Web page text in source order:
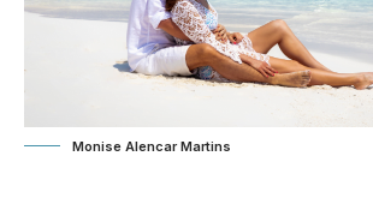
Monise Alencar Martins